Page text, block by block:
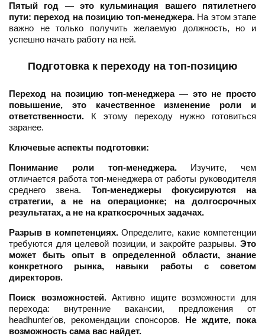
Пятый год — это кульминация вашего пятилетнего
пути: переход на позицию топ-менеджера. На этом этапе
важно не только получить желаемую должность, но и
успешно начать работу на ней.
Подготовка к переходу на топ-позицию
Переход на позицию топ-менеджера — это не просто
повышение, это качественное изменение роли и
ответственности. К этому переходу нужно готовиться
заранее.
Ключевые аспекты подготовки:
Понимание роли топ-менеджера.Изучите, чем
отличается работа топ-менеджера от работы руководителя
среднего звена. Топ-менеджеры фокусируются на
стратегии, а не на операционке; на долгосрочных
результатах, а не на краткосрочных задачах.
Разрыв в компетенциях.Определите, какие компетенции
требуются для целевой позиции, и закройте разрывы. Это
может быть опыт в определенной области, знание
конкретного рынка, навыки работы с советом
директоров.
Поиск возможностей.Активно ищите возможности для
перехода: внутренние вакансии, предложения от
headhunter'ов, рекомендации спонсоров. Не ждите, пока
возможность сама вас найдет.